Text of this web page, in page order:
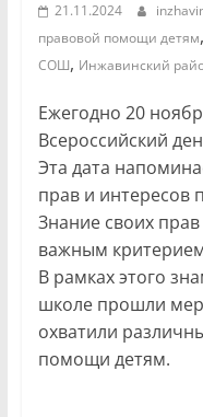
21.11.2024
правовой помощи детям,
СОШ, Инжавинский
Ежегодно 20
Всероссийский
Эта дата
прав и интересов
Знание своих
важным
В рамках этого
школе прошли
охватили
помощи детям.